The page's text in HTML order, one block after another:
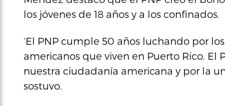
los jóvenes de 18 años y a los confinados.
‘El PNP cumple 50 años luchando por
americanos que viven en Puerto Rico.
nuestra ciudadanía americana y por la
sostuvo.